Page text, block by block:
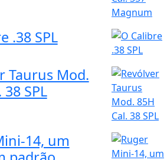
.38 SPL
Taurus Mod.
SPL
14, um